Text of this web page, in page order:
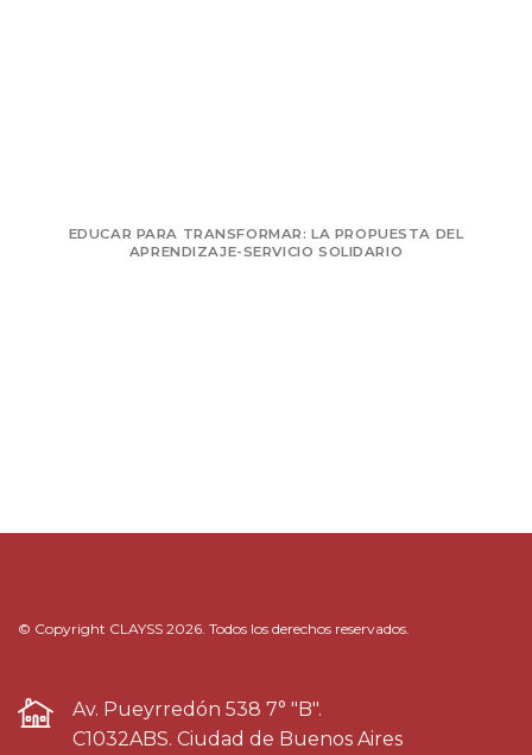
EDUCAR PARA TRANSFORMAR: LA PROPUESTA DEL
APRENDIZAJE-SERVICIO SOLIDARIO
© Copyright CLAYSS 2026. Todos los derechos reservados.
Av. Pueyrredón 538 7° "B".
C1032ABS. Ciudad de Buenos Aires